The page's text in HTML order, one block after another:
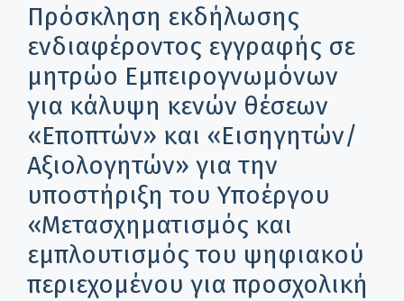
Πρόσκληση εκδήλωσης
ενδιαφέροντος εγγραφής σε
μητρώο Εμπειρογνωμόνων
για κάλυψη κενών θέσεων
«Εποπτών» και «Εισηγητών/
Αξιολογητών» για την
υποστήριξη του Υποέργου
«Μετασχηματισμός και
εμπλουτισμός του ψηφιακού
περιεχομένου για προσχολική